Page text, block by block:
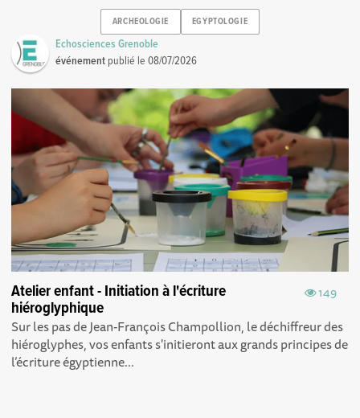
ARCHEOLOGIE EGYPTOLOGIE
Echosciences Grenoble
événement publié le08/07/2026
149
Atelier enfant - Initiation à l'écriture
hiéroglyphique
Sur les pas de Jean-François Champollion, le déchiffreur des
hiéroglyphes, vos enfants s'initieront aux grands principes de
l’écriture égyptienne...